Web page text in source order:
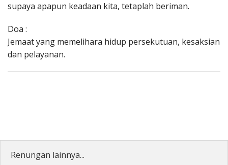
supaya apapun keadaan kita, tetaplah beriman.
Doa :
Jemaat yang memelihara hidup persekutuan, kesaksian
dan pelayanan.
Renungan lainnya...